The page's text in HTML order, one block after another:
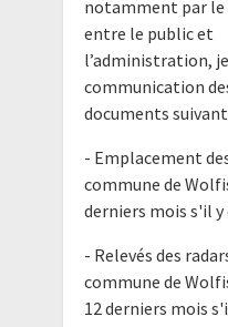
notamment par le
entre le public et
l’administration,
communication
documents
- Emplacement
commune de
derniers mois s'il y
- Relevés des
commune de
12 derniers mois